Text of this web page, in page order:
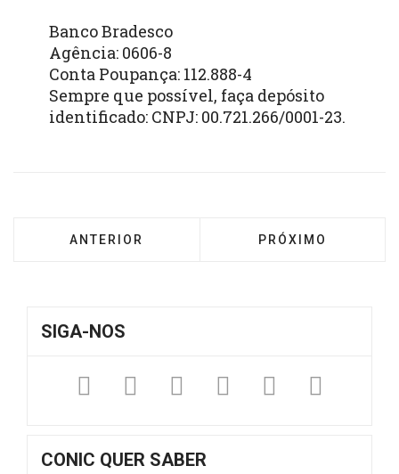
Banco Bradesco
Agência: 0606-8
Conta Poupança: 112.888-4
Sempre que possível, faça depósito
identificado: CNPJ: 00.721.266/0001-23.
ARTIGO ANTERIOR: FRANCISCANOS CRIAM
ANTERIOR PRÓXIMO ARTIGO:
PRÓXIMO
SIGA-NOS
FacebookTwitterInstagram
YouTube
Fickr
CONIC QUER SABER